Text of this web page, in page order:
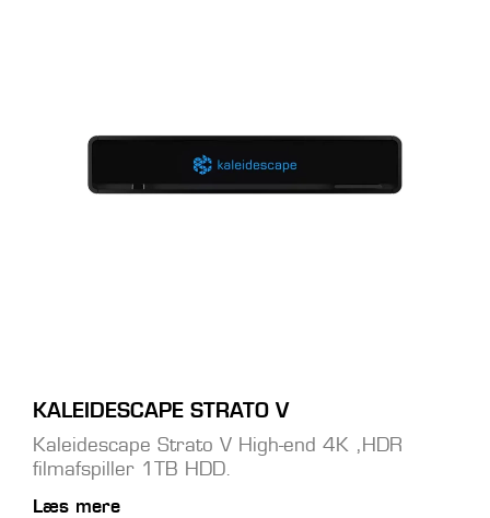
KALEIDESCAPE STRATO V
Kaleidescape Strato V High-end 4K ,HDR
filmafspiller 1TB HDD.
Læs mere